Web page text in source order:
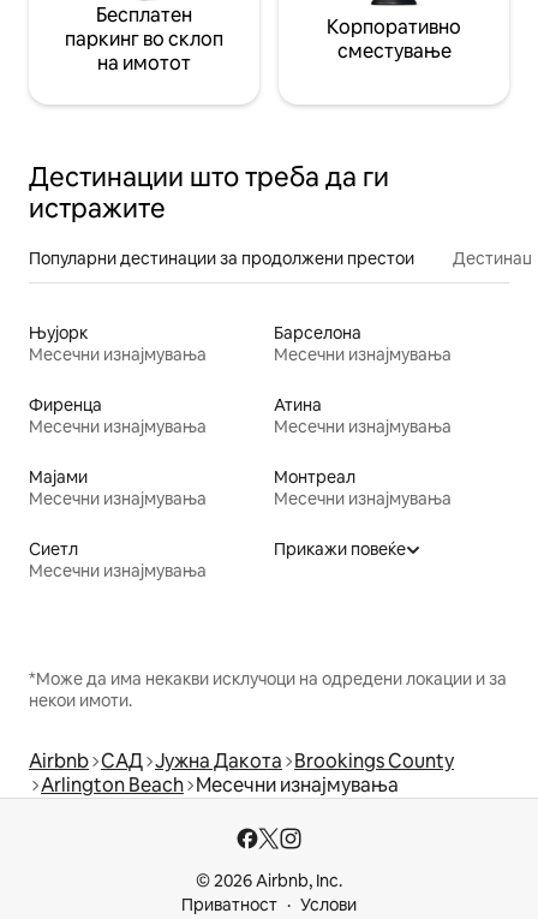
Бесплатен
паркинг во склоп
на имотот
Корпоративно
сместување
Дестинации што треба да ги
истражите
Популарни дестинации за продолжени престои
Њујорк
Месечни изнајмувања
Барселона
Месечни изнајмувања
Фиренца
Месечни изнајмувања
Атина
Месечни изнајмувања
Мајами
Месечни изнајмувања
Монтреал
Месечни изнајмувања
Сиетл
Месечни изнајмувања
Прикажи повеќе
*Може да има некакви исклучоци на одредени локации и за
некои имоти.
Airbnb САД Јужна Дакота Brookings County
Arlington Beach Месечни изнајмувања
© 2026 Airbnb, Inc.
Приватност
Услови